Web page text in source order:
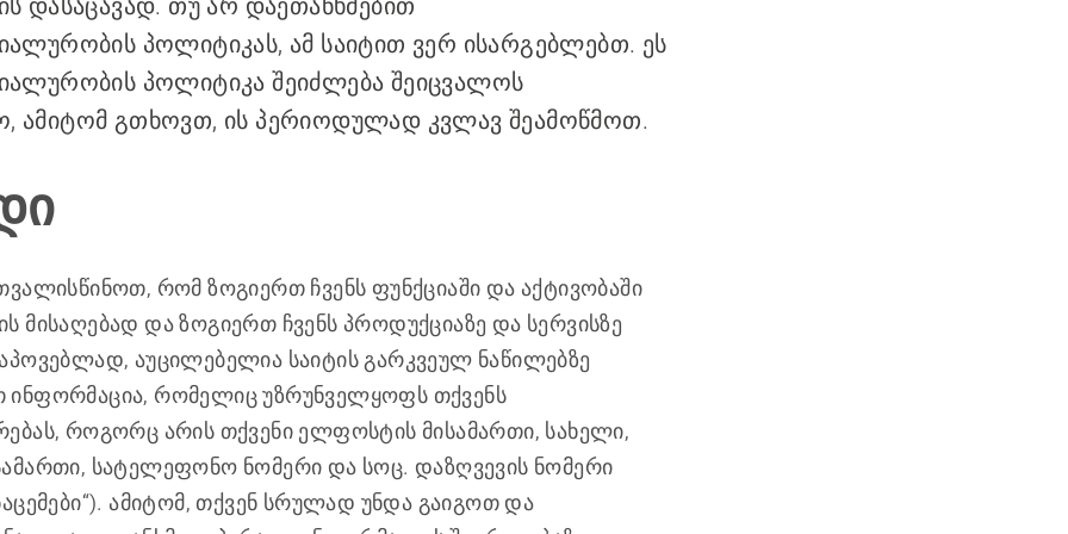
პოლიტიკას, ამ საიტით ვერ ისარგებლებთ. ეს
პოლიტიკა შეიძლება შეიცვალოს
გთხოვთ, ის პერიოდულად კვლავ შეამოწმოთ.
რომ ზოგიერთ ჩვენს ფუნქციაში და აქტივობაში
მისაღებად და ზოგიერთ ჩვენს პროდუქციაზე და სერვისზე
აუცილებელია საიტის გარკვეულ ნაწილებზე
რომელიც უზრუნველყოფს თქვენს
როგორც არის თქვენი ელფოსტის მისამართი, სახელი,
სატელეფონო ნომერი და სოც. დაზღვევის ნომერი
ამიტომ, თქვენ სრულად უნდა გაიგოთ და